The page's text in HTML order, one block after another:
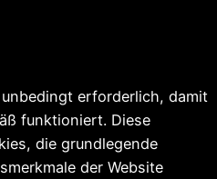
erforderlich, damit
funktioniert. Diese
die grundlegende
der Website